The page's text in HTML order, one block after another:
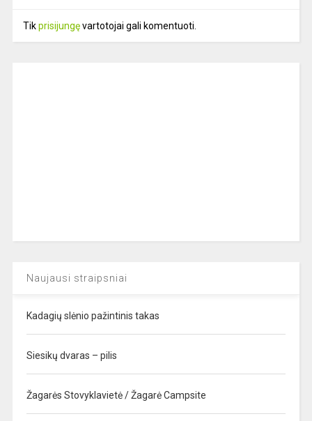
Tikprisijungęvartotojai gali komentuoti.
Naujausi straipsniai
Kadagių slėnio pažintinis takas
Siesikų dvaras – pilis
Žagarės Stovyklavietė / Žagarė Campsite